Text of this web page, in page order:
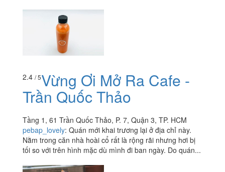
2.4 / 5Vừng Ơi Mở Ra Cafe -
Trần Quốc Thảo
Tầng 1, 61 Trần Quốc Thảo, P. 7, Quận 3, TP. HCM
pebap_lovely: Quán mới khai trương lại ở địa chỉ này.
Nằm trong căn nhà hoài cổ rất là rộng rãi nhưng hơi bị
tối so với trên hình mặc dù mình đi ban ngày. Do quán...